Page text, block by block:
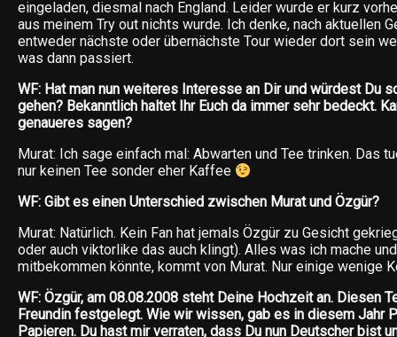
eingeladen, diesmal nach England. Leider wurde er kurz
aus meinem Try out nichts wurde. Ich denke, nach aktuellen
entweder nächste oder übernächste Tour wieder dort sein
was dann passiert.
WF: Hat man nun weiteres Interesse an Dir und würdest Du
gehen? Bekanntlich haltet Ihr Euch da immer sehr bedeckt.
genaueres sagen?
Murat: Ich sage einfach mal: Abwarten und Tee trinken. Das
nur keinen Tee sonder eher Kaffee
WF: Gibt es einen Unterschied zwischen Murat und Özgür?
Murat: Natürlich. Kein Fan hat jemals Özgür zu Gesicht
oder auch viktorlike das auch klingt). Alles was ich mache
mitbekommen könnte, kommt von Murat. Nur einige wenige
WF: Özgür, am 08.08.2008 steht Deine Hochzeit an. Diesen
Freundin festgelegt. Wie wir wissen, gab es in diesem Jahr
Papieren. Du hast mir verraten, dass Du nun Deutscher bist